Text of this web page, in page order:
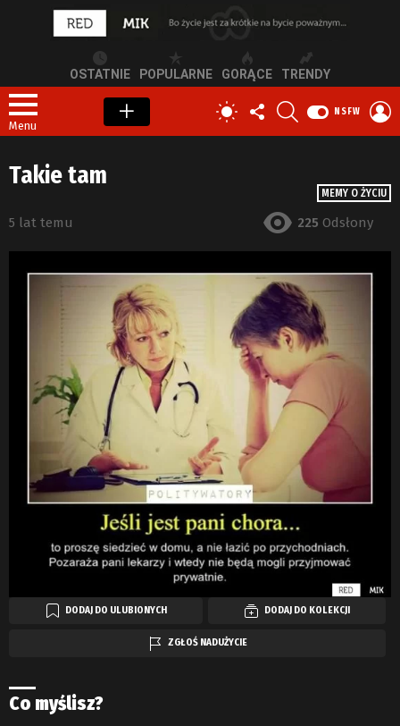
OSTATNIE POPULARNE GORĄCE TRENDY
Menu
PRZEŁĄCZ
SKÓRKĘ
OBSERWUJ
NAS
NSFW
MEMY O ŻYCIU
Takie tam
5 lat temu 225 Odsłony
DODAJ DO ULUBIONYCH DODAJ DO KOLEKCJI
ZGŁOŚ NADUŻYCIE
Co myślisz?